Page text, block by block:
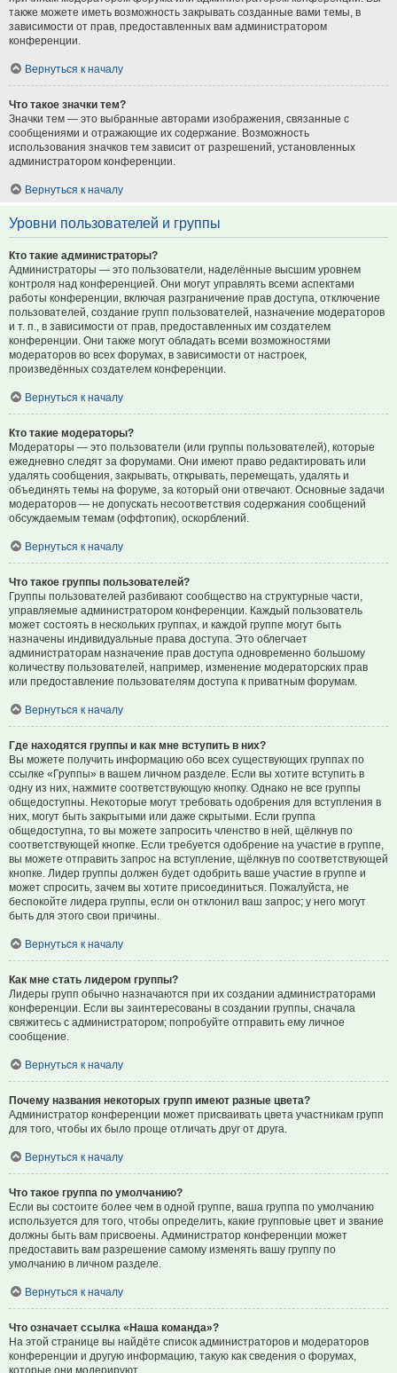
также можете иметь возможность закрывать созданные вами темы, в
зависимости от прав, предоставленных вам администратором
конференции.
Вернуться к началу
Что такое значки тем?
Значки тем — это выбранные авторами изображения, связанные с
сообщениями и отражающие их содержание. Возможность
использования значков тем зависит от разрешений, установленных
администратором конференции.
Вернуться к началу
Уровни пользователей и группы
Кто такие администраторы?
Администраторы — это пользователи, наделённые высшим уровнем
контроля над конференцией. Они могут управлять всеми аспектами
работы конференции, включая разграничение прав доступа, отключение
пользователей, создание групп пользователей, назначение модераторов
и т. п., в зависимости от прав, предоставленных им создателем
конференции. Они также могут обладать всеми возможностями
модераторов во всех форумах, в зависимости от настроек,
произведённых создателем конференции.
Вернуться к началу
Кто такие модераторы?
Модераторы — это пользователи (или группы пользователей), которые
ежедневно следят за форумами. Они имеют право редактировать или
удалять сообщения, закрывать, открывать, перемещать, удалять и
объединять темы на форуме, за который они отвечают. Основные задачи
модераторов — не допускать несоответствия содержания сообщений
обсуждаемым темам (оффтопик), оскорблений.
Вернуться к началу
Что такое группы пользователей?
Группы пользователей разбивают сообщество на структурные части,
управляемые администратором конференции. Каждый пользователь
может состоять в нескольких группах, и каждой группе могут быть
назначены индивидуальные права доступа. Это облегчает
администраторам назначение прав доступа одновременно большому
количеству пользователей, например, изменение модераторских прав
или предоставление пользователям доступа к приватным форумам.
Вернуться к началу
Где находятся группы и как мне вступить в них?
Вы можете получить информацию обо всех существующих группах по
ссылке «Группы» в вашем личном разделе. Если вы хотите вступить в
одну из них, нажмите соответствующую кнопку. Однако не все группы
общедоступны. Некоторые могут требовать одобрения для вступления в
них, могут быть закрытыми или даже скрытыми. Если группа
общедоступна, то вы можете запросить членство в ней, щёлкнув по
соответствующей кнопке. Если требуется одобрение на участие в группе,
вы можете отправить запрос на вступление, щёлкнув по соответствующей
кнопке. Лидер группы должен будет одобрить ваше участие в группе и
может спросить, зачем вы хотите присоединиться. Пожалуйста, не
беспокойте лидера группы, если он отклонил ваш запрос; у него могут
быть для этого свои причины.
Вернуться к началу
Как мне стать лидером группы?
Лидеры групп обычно назначаются при их создании администраторами
конференции. Если вы заинтересованы в создании группы, сначала
свяжитесь с администратором; попробуйте отправить ему личное
сообщение.
Вернуться к началу
Почему названия некоторых групп имеют разные цвета?
Администратор конференции может присваивать цвета участникам групп
для того, чтобы их было проще отличать друг от друга.
Вернуться к началу
Что такое группа по умолчанию?
Если вы состоите более чем в одной группе, ваша группа по умолчанию
используется для того, чтобы определить, какие групповые цвет и звание
должны быть вам присвоены. Администратор конференции может
предоставить вам разрешение самому изменять вашу группу по
умолчанию в личном разделе.
Вернуться к началу
Что означает ссылка «Наша команда»?
На этой странице вы найдёте список администраторов и модераторов
конференции и другую информацию, такую как сведения о форумах,
которые они модерируют.